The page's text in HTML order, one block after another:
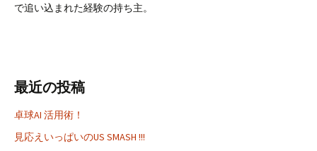
で追い込まれた経験の持ち主。
最近の投稿
卓球AI 活用術！
見応えいっぱいのUS SMASH !!!